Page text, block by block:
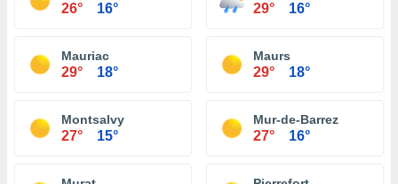
26° 16° 29° 16°
Mauriac
29° 18°
Maurs
29° 18°
Montsalvy
27° 15°
Mur-de-Barrez
27° 16°